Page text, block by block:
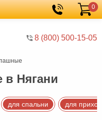
8 (800) 500-15-05
Корзина
0
Нягани
для спальни для